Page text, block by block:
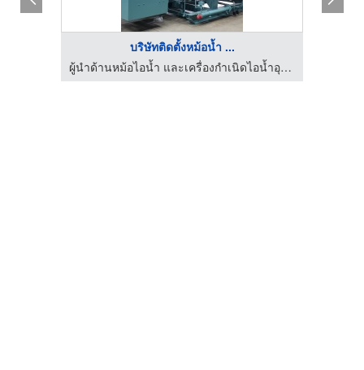
บริษัทติดตั้งหม้อน้ำ ...
ผู้นำด้านหม้อไอน้ำ และเครื่องกำเนิดไอน้ำอุตสาหกรรม